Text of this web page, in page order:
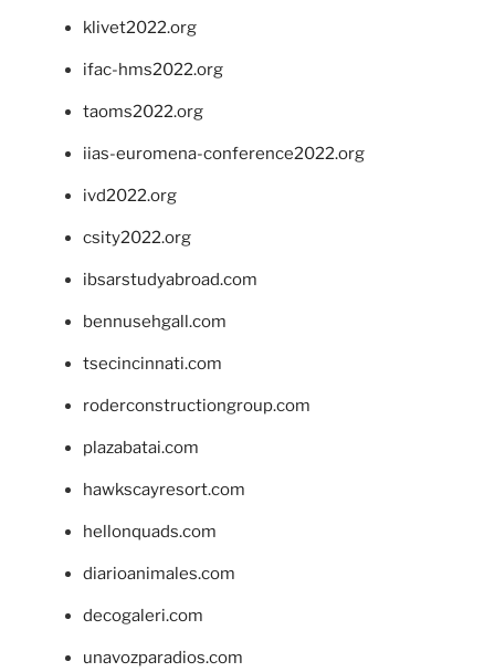
klivet2022.org
ifac-hms2022.org
taoms2022.org
iias-euromena-conference2022.org
ivd2022.org
csity2022.org
ibsarstudyabroad.com
bennusehgall.com
tsecincinnati.com
roderconstructiongroup.com
plazabatai.com
hawkscayresort.com
hellonquads.com
diarioanimales.com
decogaleri.com
unavozparadios.com